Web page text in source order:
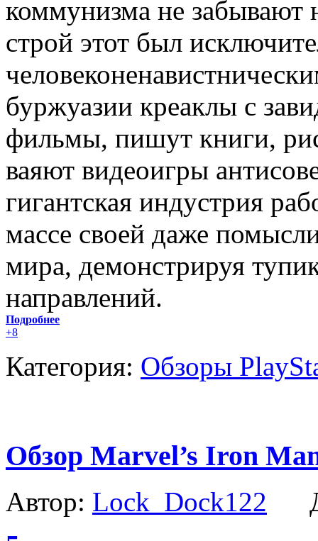
коммунизма не забывают
строй этот был
буржуазии креаклы с
фильмы, пишут книги,
ваяют видеоигры
гигантская индустрия
массе своей даже
мира, демонстрируя
направлений.
Подробнее
+8
Категория: Обзоры
Обзор Marvel’s Iron
Автор: Lock_Dock122